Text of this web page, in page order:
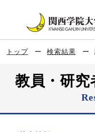
トップ 検索結果
教員・研